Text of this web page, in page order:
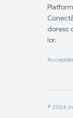
doresc
lor.
© 2026